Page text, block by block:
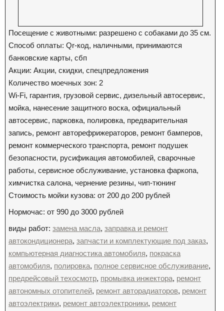
Посещение с животными: разрешено с собаками до 35 см.
Способ оплаты: Qr-код, наличными, принимаются
банковские карты, сбп
Акции: Акции, скидки, спецпредложения
Количество моечных зон: 2
Wi-Fi, гарантия, грузовой сервис, дизельный автосервис,
мойка, нанесение защитного воска, официальный
автосервис, парковка, полировка, предварительная
запись, ремонт авторефрижераторов, ремонт бамперов,
ремонт коммерческого транспорта, ремонт подушек
безопасности, русификация автомобилей, сварочные
работы, сервисное обслуживание, установка фаркопа,
химчистка салона, чернение резины, чип-тюнинг
Стоимость мойки кузова: от 200 до 200 рублей
Нормочас: от 990 до 3000 рублей
виды работ: замена масла, заправка и ремонт
автокондиционера, запчасти и комплектующие под заказ,
компьютерная диагностика автомобиля, покраска
автомобиля, полировка, полное сервисное обслуживание,
предрейсовый техосмотр, промывка инжектора, ремонт
автономных отопителей, ремонт авторадиаторов, ремонт
автоэлектрики, ремонт автоэлектроники, ремонт